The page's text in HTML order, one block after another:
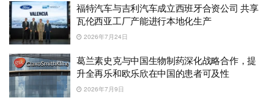
福特汽车与吉利汽车成立西班牙合资公司 共享
瓦伦西亚工厂产能进行本地化生产
2026年7月24日
葛兰素史克与中国生物制药深化战略合作，提
升全再乐和欧乐欣在中国的患者可及性
2026年7月9日